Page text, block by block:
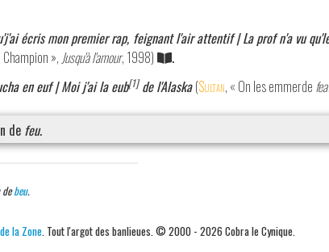
écris mon premier rap, feignant l'air attentif | La prof n'a vu
Champion », Jusqu'à l'amour, 1998)
.
en euf | Moi j'ai la eub[1]de l'Alaska (Sultan, « On les emmerde
de feu.
debeu.
la Zone. Tout l'argot des banlieues. © 2000 - 2026 Cobra le Cynique.